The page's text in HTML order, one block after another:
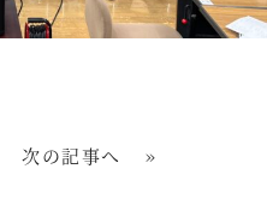
次の記事へ »